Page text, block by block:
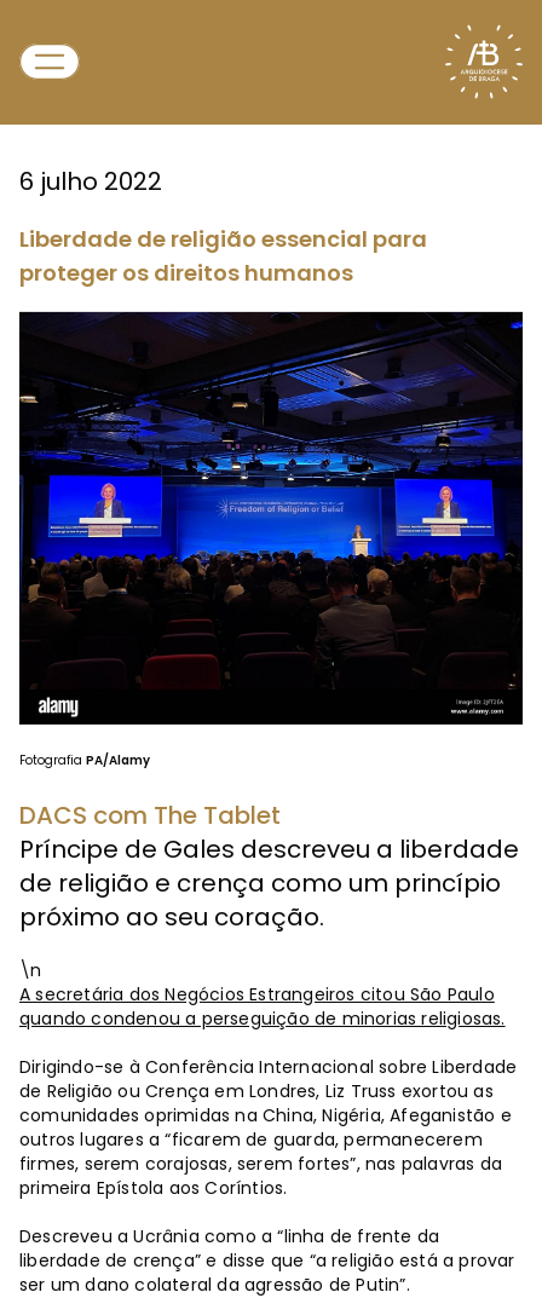
6 julho 2022
Liberdade de religião essencial para
proteger os direitos humanos
Fotografia PA/Alamy
DACS com The Tablet
Príncipe de Gales descreveu a liberdade
de religião e crença como um princípio
próximo ao seu coração.
\n
A secretária dos Negócios Estrangeiros citou São Paulo
quando condenou a perseguição de minorias religiosas.
Dirigindo-se à Conferência Internacional sobre Liberdade
de Religião ou Crença em Londres, Liz Truss exortou as
comunidades oprimidas na China, Nigéria, Afeganistão e
outros lugares a “ficarem de guarda, permanecerem
firmes, serem corajosas, serem fortes”, nas palavras da
primeira Epístola aos Coríntios.
Descreveu a Ucrânia como a “linha de frente da
liberdade de crença” e disse que “a religião está a provar
ser um dano colateral da agressão de Putin”.